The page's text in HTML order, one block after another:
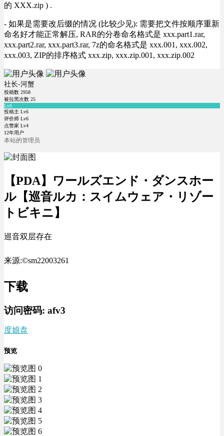
的 XXX.zip ) .
- 如果是需要改后缀的情况 (比较少见): 需要把文件按顺序重新
命名好才能正常解压, RAR的分卷命名格式是 xxx.part1.rar,
xxx.part2.rar, xxx.part3.rar, 7z的命名格式是 xxx.001, xxx.002,
xxx.003, ZIP的排序格式 xxx.zip, xxx.zip.001, xxx.zip.002
社长-河蟹
投稿数 2958
被拉黑次数 25
Lv6
投稿主 Lv6
评价师 Lv6
点赞家 Lv4
12年用户
本站的管理员
【PDA】ワールズエンド・ダンスホー
ル【巡音ルカ：スイムウェア・リゾー
トビキニ】
巡音双层存在
来源:©sm22003261
下载
访问密码: afv3
度娘盘
预览